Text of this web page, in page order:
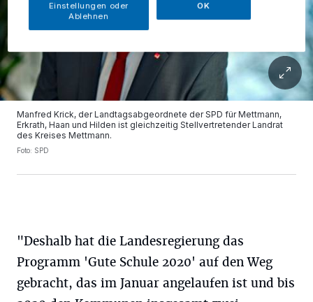
Manfred Krick, der Landtagsabgeordnete der SPD für Mettmann,
Erkrath, Haan und Hilden ist gleichzeitig Stellvertretender Landrat
des Kreises Mettmann.
Foto: SPD
"Deshalb hat die Landesregierung das
Programm 'Gute Schule 2020' auf den Weg
gebracht, das im Januar angelaufen ist und bis
Einstellungen oder
Ablehnen
OK